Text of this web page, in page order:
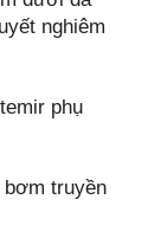
nghiêm
phụ
bơm truyền